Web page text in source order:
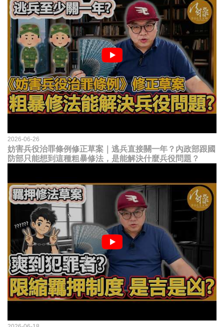
2026-06-26
妨害兵役治罪條例修正草案｜逃兵直接關一年？內政部跟國
防部只能想到這種粗暴修法，是能解決什麼兵役問題？